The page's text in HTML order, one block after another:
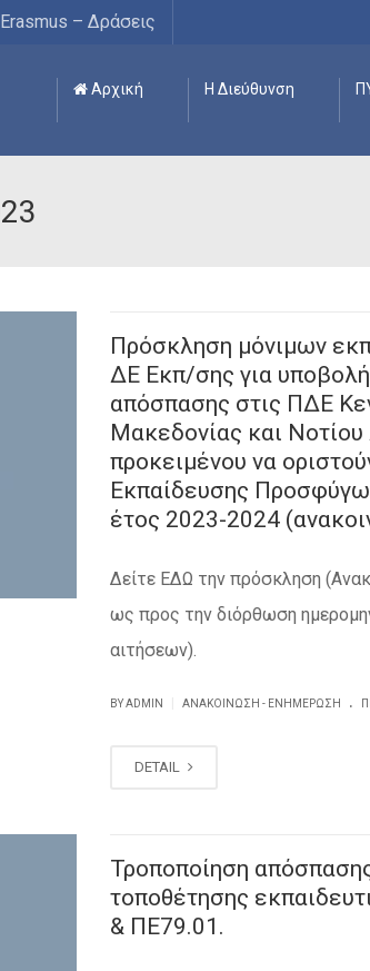
Erasmus – Δράσεις
Αρχική Η Διεύθυνση
Πρόσκληση μόνιμων
ΔE Εκπ/σης για
απόσπασης στις ΠΔΕ
Μακεδονίας και Νοτίου
προκειμένου να
Εκπαίδευσης
έτος 2023-2024
Δείτε ΕΔΩ την πρόσκληση
ως προς την διόρθωση
αιτήσεων).
BY ADMIN ΑΝΑΚΟΊΝΩΣΗ - ΕΝΗΜΈΡΩΣΗ .
DETAIL
Τροποποίηση
τοποθέτησης
& ΠΕ79.01.